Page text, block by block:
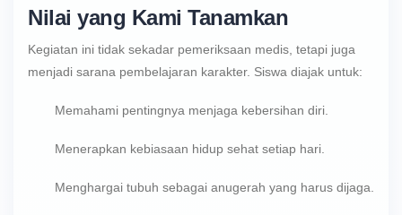
Nilai yang Kami Tanamkan
Kegiatan ini tidak sekadar pemeriksaan medis, tetapi juga
menjadi sarana pembelajaran karakter. Siswa diajak untuk:
Memahami pentingnya menjaga kebersihan diri.
Menerapkan kebiasaan hidup sehat setiap hari.
Menghargai tubuh sebagai anugerah yang harus dijaga.